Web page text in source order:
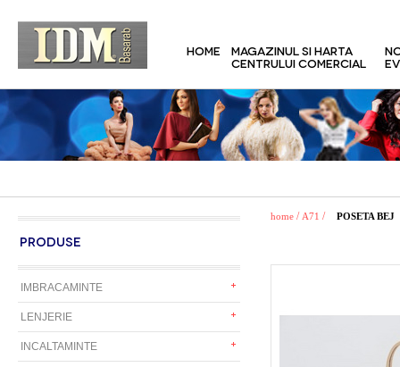
HOME
MAGAZINUL SI HARTA
CENTRULUI COMERCIAL
PRODUSE
IMBRACAMINTE
LENJERIE
INCALTAMINTE
home / A71 / POSETA BEJ